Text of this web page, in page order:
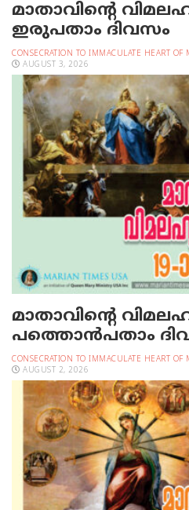
മാതാവിന്റെ
ഇരുപതാം ദിവസം
CONSECRATION TO IMMACULATE HEART OF
AUGUST 3, 2026
മാതാവിന്റെ
പത്തൊന്‍പതാം
CONSECRATION TO IMMACULATE HEART OF
AUGUST 2, 2026